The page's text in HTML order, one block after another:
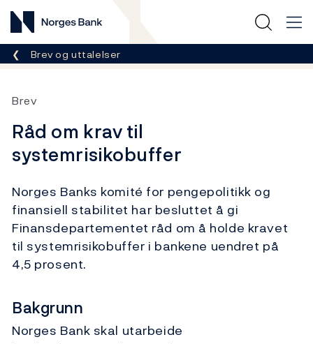
Norges Bank
Her er du nå:
Brev og uttalelser
Brev
Råd om krav til
systemrisikobuffer
Norges Banks komité for pengepolitikk og
finansiell stabilitet har besluttet å gi
Finansdepartementet råd om å holde kravet
til systemrisikobuffer i bankene uendret på
4,5 prosent.
Bakgrunn
Norges Bank skal utarbeide